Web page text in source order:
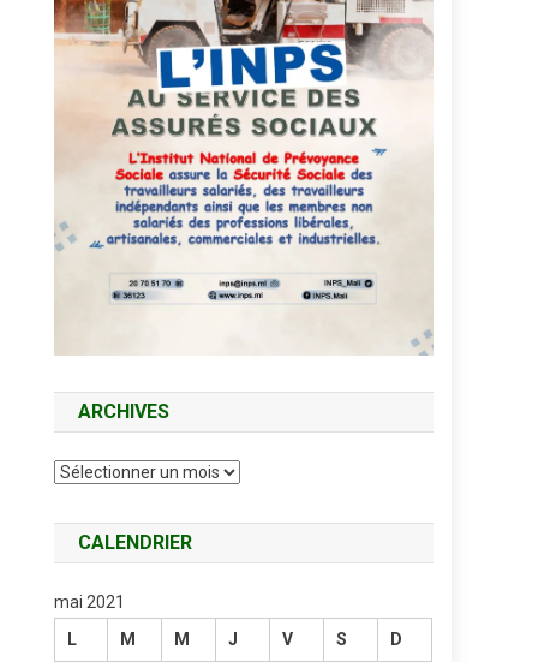
ARCHIVES
Archives
CALENDRIER
mai 2021
L
M M J V S D